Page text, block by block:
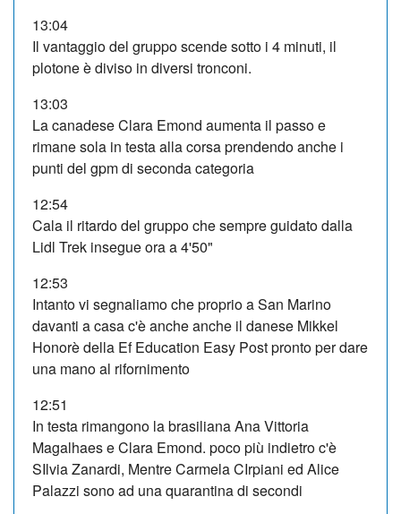
13:04
Il vantaggio del gruppo scende sotto i 4 minuti, il
plotone è diviso in diversi tronconi.
13:03
La canadese Clara Emond aumenta il passo e
rimane sola in testa alla corsa prendendo anche i
punti del gpm di seconda categoria
12:54
Cala il ritardo del gruppo che sempre guidato dalla
Lidl Trek insegue ora a 4'50"
12:53
Intanto vi segnaliamo che proprio a San Marino
davanti a casa c'è anche anche il danese Mikkel
Honorè della Ef Education Easy Post pronto per dare
una mano al rifornimento
12:51
In testa rimangono la brasiliana Ana Vittoria
Magalhaes e Clara Emond. poco più indietro c'è
SIlvia Zanardi, Mentre Carmela CIrpiani ed Alice
Palazzi sono ad una quarantina di secondi